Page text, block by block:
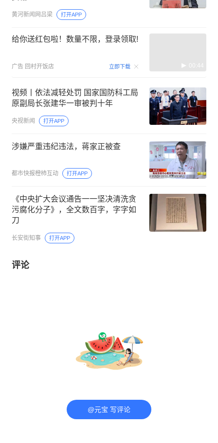
黄河新闻网吕梁 打开APP
给你送红包啦！数量不限，登录领取!
广告 回村开饭店 立即下载 00:44
视频丨依法减轻处罚 国家国防科工局
原副局长张建华一审被判十年
央视新闻 打开APP
涉嫌严重违纪违法，蒋家正被查
都市快报橙柿互动 打开APP
《中央扩大会议通告一一坚决清洗贪
污腐化分子》，全文数百字，字字如
刀
长安街知事 打开APP
评论
@元宝 写评论